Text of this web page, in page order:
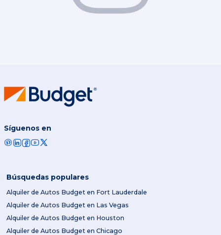
Síguenos en
Búsquedas populares
Alquiler de Autos Budget en Fort Lauderdale
Alquiler de Autos Budget en Las Vegas
Alquiler de Autos Budget en Houston
Alquiler de Autos Budget en Chicago